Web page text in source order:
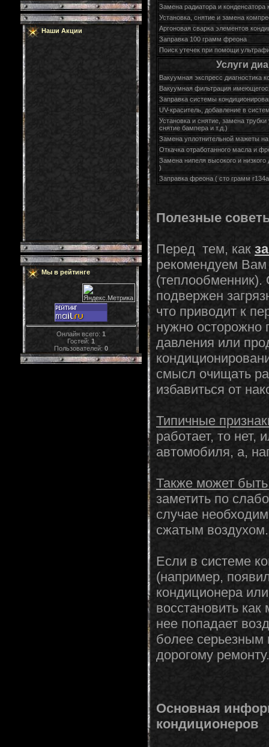
Наши Акции
Мы в рейтинге
Онлайн всего: 1
Гостей: 1
Пользователей: 0
Замена радиатора и конденсатора
Установка, снятие и замена
Аргоновая сварка элементов
Заправка 100 грамм фреона
Поиск утечек при помощи
Услуги
Вакуумная экспресс диагностика
Вакуумная фильтрация
Заправка системы
UV-краситель, добавление в
Установка и снятие, замена
снятие бампера и т.д.)
Замена уплотнительной мажеты на
Откачка отработанного масла и
Замена нипеля высокого и
)
Заправка фреона ( сто грамм
Полезные
Перед тем, как
рекомендуем Вам
(теплообменник).
подвержен
что приводит к
нужно осторожно
давления или
смысл очищать
избавиться от
Типичные
работает, то нет,
автомобиля, а,
Также может
заметить по
случае
сжатым воздухом.
Если в системе
(например,
кондиционера
восстановить
нее попадает
более серьезным
дорогому ремонту.
Основная
кондиционеров